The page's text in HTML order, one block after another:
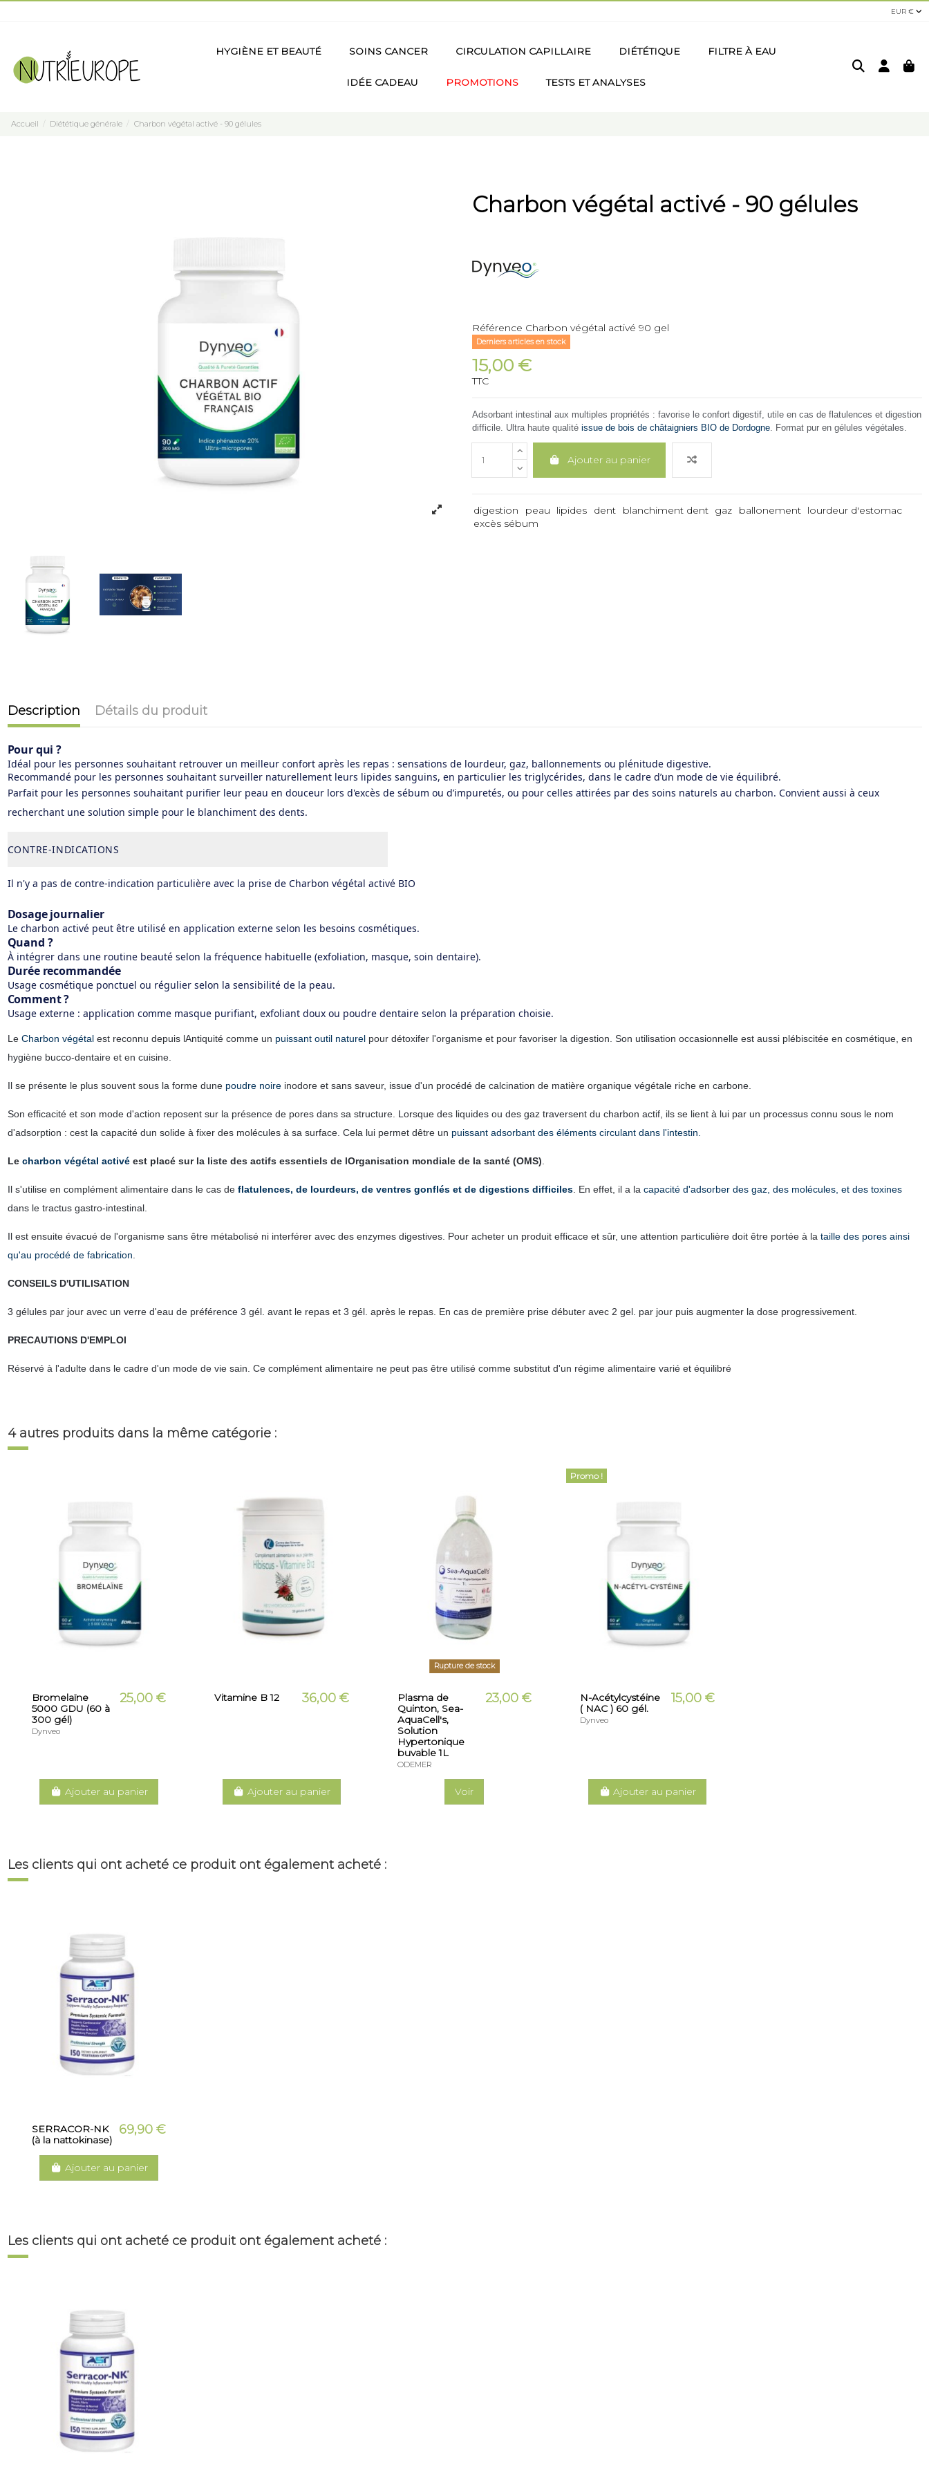
EUR €
HYGIÈNE ET BEAUTÉ SOINS CANCER CIRCULATION CAPILLAIRE DIÉTÉTIQUE FILTRE À EAU
IDÉE CADEAU PROMOTIONS TESTS ET ANALYSES
Accueil Diététique générale Charbon végétal activé - 90 gélules
Charbon végétal activé - 90 gélules
Référence Charbon végétal activé 90 gel
Derniers articles en stock
15,00 €
TTC
Adsorbant intestinal aux multiples propriétés : favorise le confort digestif, utile en cas de flatulences et digestion
difficile. Ultra haute qualité issue de bois de châtaigniers BIO de Dordogne. Format pur en gélules végétales.
Ajouter au panier
digestion peau lipides dent blanchiment dent gaz ballonement lourdeur d'estomac
excès sébum
Description Détails du produit
Pour qui ?
Idéal pour les personnes souhaitant retrouver un meilleur confort après les repas : sensations de lourdeur, gaz, ballonnements ou plénitude digestive.
Recommandé pour les personnes souhaitant surveiller naturellement leurs lipides sanguins, en particulier les triglycérides, dans le cadre d’un mode de vie équilibré.
Parfait pour les personnes souhaitant purifier leur peau en douceur lors d'excès de sébum ou d’impuretés, ou pour celles attirées par des soins naturels au charbon. Convient aussi à ceux
recherchant une solution simple pour le blanchiment des dents.
CONTRE-INDICATIONS
Il n'y a pas de contre-indication particulière avec la prise de Charbon végétal activé BIO
Dosage journalier
Le charbon activé peut être utilisé en application externe selon les besoins cosmétiques.
Quand ?
À intégrer dans une routine beauté selon la fréquence habituelle (exfoliation, masque, soin dentaire).
Durée recommandée
Usage cosmétique ponctuel ou régulier selon la sensibilité de la peau.
Comment ?
Usage externe : application comme masque purifiant, exfoliant doux ou poudre dentaire selon la préparation choisie.
LeCharbon végétalest reconnu depuis lAntiquité comme un puissant outil naturelpour détoxifer l'organisme et pour favoriser la digestion. Son utilisation occasionnelle est aussi plébiscitée en cosmétique, en
hygiène bucco-dentaire et en cuisine.
Il se présente le plus souvent sous la forme dune poudre noireinodore et sans saveur, issue d'un procédé de calcination de matière organique végétale riche en carbone.
Son efficacité et son mode d'action reposent sur la présence de pores dans sa structure. Lorsque des liquides ou des gaz traversent du charbon actif, ils se lient à lui par un processus connu sous le nom
d'adsorption : cest la capacité dun solide à fixer des molécules à sa surface. Cela lui permet dêtre un puissant adsorbant des éléments circulant dans l'intestin.
Le charbon végétal activéest placé sur la liste des actifs essentiels de lOrganisation mondiale de la santé (OMS)
Il s'utilise en complément alimentaire dans le cas deflatulences, de lourdeurs, de ventres gonflés et de digestions difficiles. En effet, il a la capacité d'adsorber des gaz, des molécules, et des toxines
dans le tractus gastro-intestinal.
Il est ensuite évacué de l'organisme sans être métabolisé ni interférer avec des enzymes digestives. Pour acheter un produit efficace et sûr, une attention particulière doit être portée à la taille des pores ainsi
qu'au procédé de fabrication
CONSEILS D'UTILISATION
3 gélules par jour avec un verre d'eau de préférence 3 gél. avant le repas et 3 gél. après le repas. En cas de première prise débuter avec 2 gel. par jour puis augmenter la dose progressivement.
PRECAUTIONS D'EMPLOI
Réservé à l'adulte dans le cadre d'un mode de vie sain. Ce complément alimentaire ne peut pas être utilisé comme substitut d'un régime alimentaire varié et équilibré
4 autres produits dans la même catégorie :
Bromelaïne
5000 GDU (60 à
300 gél)
Dynveo
25,00 €
Ajouter au panier
Vitamine B 12 36,00 €
Ajouter au panier
Rupture de stock
Plasma de
Quinton, Sea-
AquaCell's,
Solution
Hypertonique
buvable 1L
ODEMER
23,00 €
Voir
Promo !
N-Acétylcystéine
( NAC ) 60 gél.
Dynveo
15,00 €
Ajouter au panier
Les clients qui ont acheté ce produit ont également acheté :
SERRACOR-NK
(à la nattokinase)
69,90 €
Ajouter au panier
Les clients qui ont acheté ce produit ont également acheté :